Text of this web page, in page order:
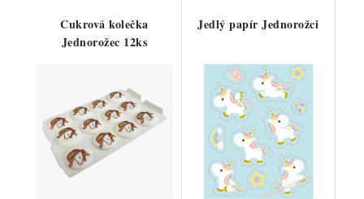
Cukrová kolečka
Jednorožec 12ks
Jedlý papír Jednorožci